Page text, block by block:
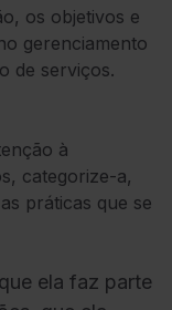
os objetivos e
gerenciamento
de serviços.
à
categorize-a,
práticas que se
ela faz parte